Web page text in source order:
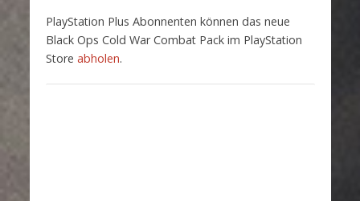
PlayStation Plus Abonnenten können das neue
Black Ops Cold War Combat Pack im PlayStation
Store abholen.